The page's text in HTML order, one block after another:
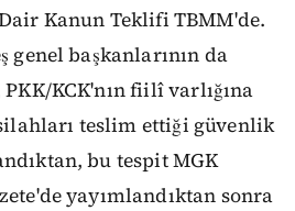
Kanun Teklifi TBMM'de.
genel başkanlarının da
KCK'nın fiilî varlığına
teslim ettiği güvenlik
bu tespit MGK
yayımlandıktan sonra